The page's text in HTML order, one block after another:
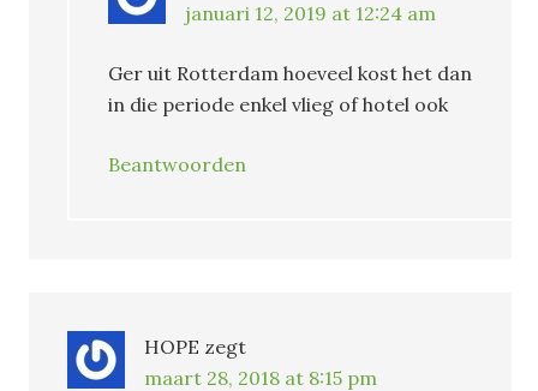
januari 12, 2019 at 12:24 am
Ger uit Rotterdam hoeveel kost het dan
in die periode enkel vlieg of hotel ook
Beantwoorden
HOPE zegt
maart 28, 2018 at 8:15 pm